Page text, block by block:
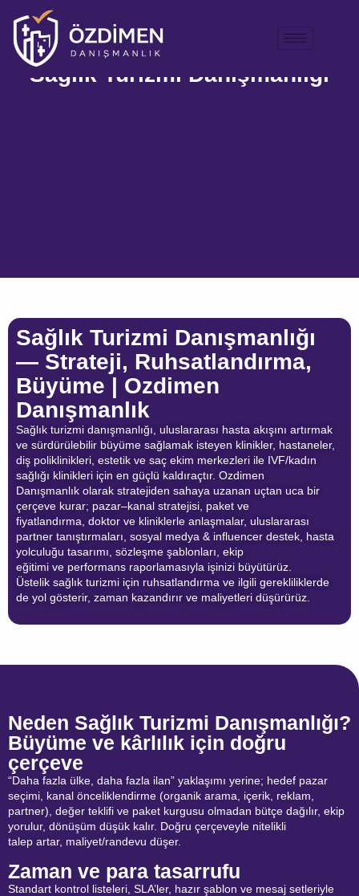
Sağlık Turizmi Danışmanlığı
Sağlık Turizmi Danışmanlığı
— Strateji, Ruhsatlandırma,
Büyüme | Ozdimen
Danışmanlık
Sağlık turizmi danışmanlığı, uluslararası hasta akışını artırmak
ve sürdürülebilir büyüme sağlamak isteyen klinikler, hastaneler,
diş poliklinikleri, estetik ve saç ekim merkezleri ile IVF/kadın
sağlığı klinikleri için en güçlü kaldıraçtır. Ozdimen
Danışmanlık olarak stratejiden sahaya uzanan uçtan uca bir
çerçeve kurar; pazar–kanal stratejisi, paket ve
fiyatlandırma, doktor ve kliniklerle anlaşmalar, uluslararası
partner tanıştırmaları, sosyal medya & influencer destek, hasta
yolculuğu tasarımı, sözleşme şablonları, ekip
eğitimi ve performans raporlamasıyla işinizi büyütürüz.
Üstelik sağlık turizmi için ruhsatlandırma ve ilgili gerekliliklerde
de yol gösterir, zaman kazandırır ve maliyetleri düşürürüz.
Neden Sağlık Turizmi Danışmanlığı?
Büyüme ve kârlılık için doğru
çerçeve
“Daha fazla ülke, daha fazla ilan” yaklaşımı yerine; hedef pazar
seçimi, kanal önceliklendirme (organik arama, içerik, reklam,
partner), değer teklifi ve paket kurgusu olmadan bütçe dağılır, ekip
yorulur, dönüşüm düşük kalır. Doğru çerçeveyle nitelikli
talep artar, maliyet/randevu düşer.
Zaman ve para tasarrufu
Standart kontrol listeleri, SLA’ler, hazır şablon ve mesaj setleriyle